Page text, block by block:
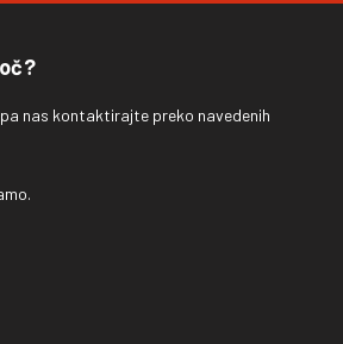
nas kontaktirajte preko navedenih